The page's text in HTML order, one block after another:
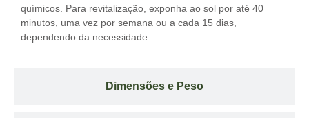
Dimensões e Peso
químicos. Para revitalização, exponha ao sol por até 40
minutos, uma vez por semana ou a cada 15 dias,
dependendo da necessidade.